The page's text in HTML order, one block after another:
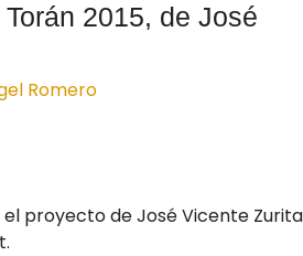
2015, de José
Romero
el proyecto de José Vicente Zurita